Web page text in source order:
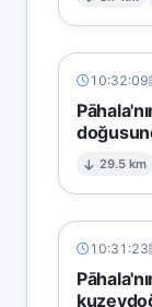
10:32:09
29.5 km
10:31:23